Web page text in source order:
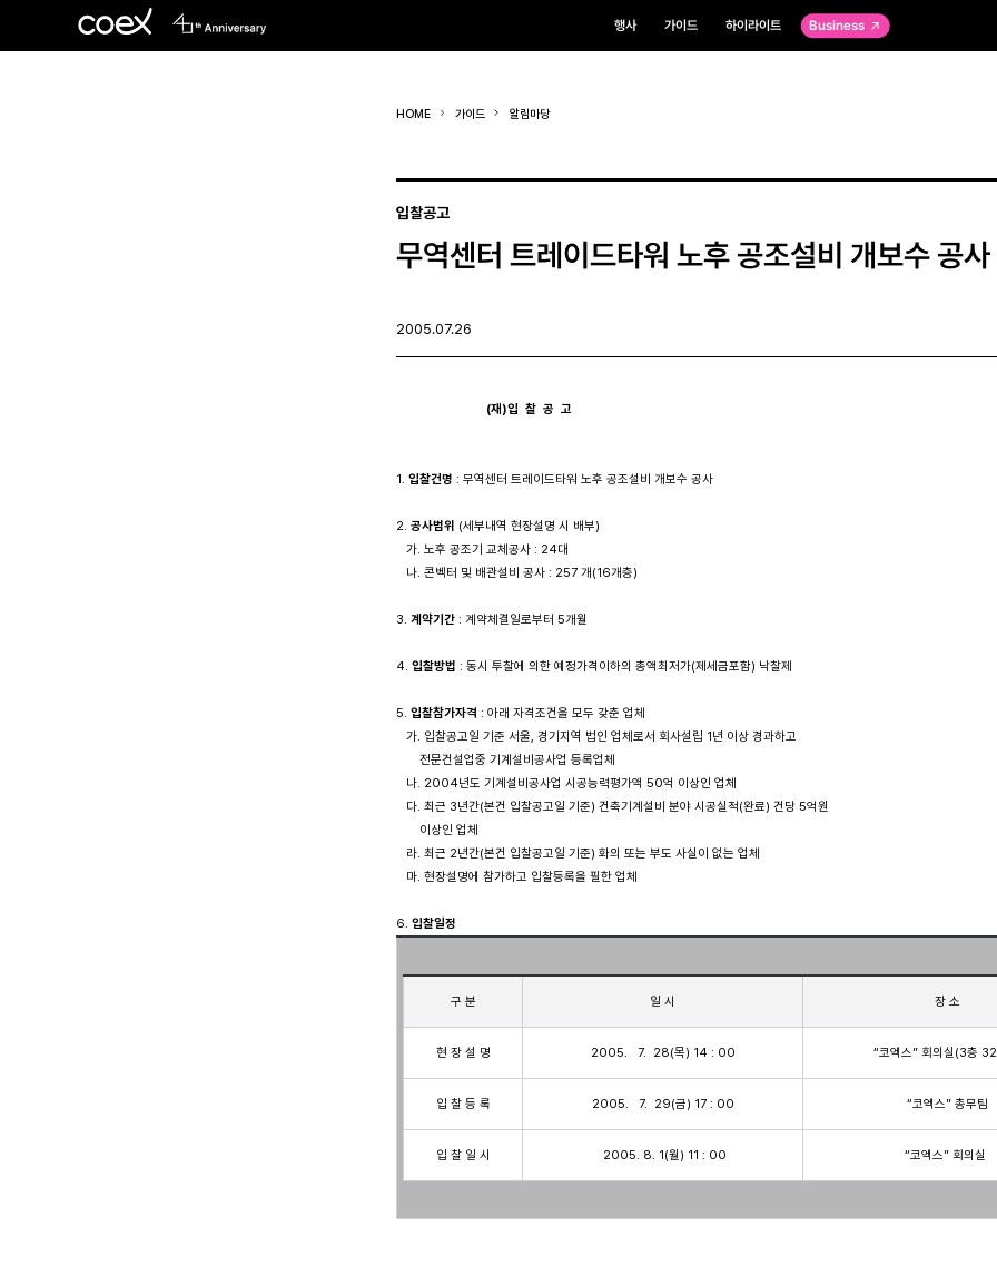
행사 가이드 하이라이트 Business
HOME 가이드 알림마당
입찰공고
무역센터 트레이드타워 노후 공조설비 개보수 공사
2005.07.26
(재)입  찰  공  고
1. 입찰건명 : 무역센터 트레이드타워 노후 공조설비 개보수 공사
2. 공사범위 (세부내역 현장설명 시 배부)
   가. 노후 공조기 교체공사 : 24대
   나. 콘벡터 및 배관설비 공사 : 257 개(16개층)
3. 계약기간 : 계약체결일로부터 5개월
4. 입찰방법 : 동시 투찰에 의한 예정가격이하의 총액최저가(제세금포함) 낙찰제
5. 입찰참가자격 : 아래 자격조건을 모두 갖춘 업체
   가. 입찰공고일 기준 서울, 경기지역 법인 업체로서 회사설립 1년 이상 경과하고
       전문건설업중 기계설비공사업 등록업체
   나. 2004년도 기계설비공사업 시공능력평가액 50억 이상인 업체
   다. 최근 3년간(본건 입찰공고일 기준) 건축기계설비 분야 시공실적(완료) 건당 5억원
       이상인 업체
   라. 최근 2년간(본건 입찰공고일 기준) 화의 또는 부도 사실이 없는 업체
   마. 현장설명에 참가하고 입찰등록을 필한 업체
6. 입찰일정
구 분 일 시 장 소
현 장 설 명 2005.   7.  28(목) 14 : 00 “코엑스” 회의실(3층
입 찰 등 록 2005.   7.  29(금) 17 : 00 “코엑스” 총무팀
입 찰 일 시 2005. 8. 1(월) 11 : 00 “코엑스” 회의실